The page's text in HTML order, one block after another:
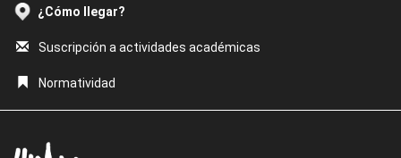
¿Cómo llegar?
Suscripción a actividades académicas
Normatividad